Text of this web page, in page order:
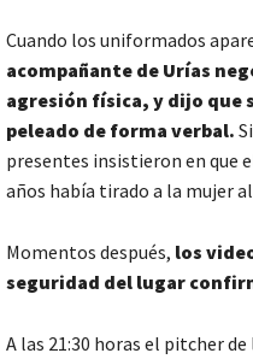
Cuando los uniformados
acompañante de Urías
agresión física, y dijo que
peleado de forma verbal.
presentes insistieron en que
años había tirado a la mujer
Momentos después, los
seguridad del lugar
A las 21:30 horas el pitcher de